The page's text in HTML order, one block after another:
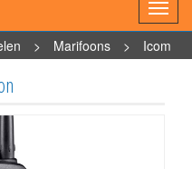
> Marifoons >
Icom